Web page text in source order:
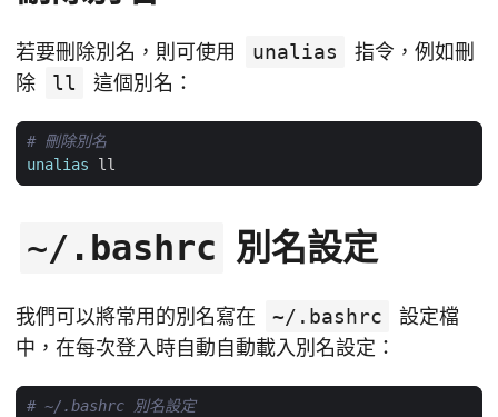
若要刪除別名，則可使用 unalias
指令，例如刪
除
ll 這個別名：
# 刪除別名
unalias
~/.bashrc 別名設定
我們可以將常用的別名寫在 ~/.bashrc
設定檔
中，在每次登入時自動自動載入別名設定：
# ~/.bashrc 別名設定